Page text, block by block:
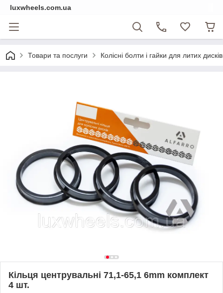
luxwheels.com.ua
Товари та послуги Колісні болти і гайки для литих
Кільця центрувальні 71,1-65,1 6mm комплект
4 шт.